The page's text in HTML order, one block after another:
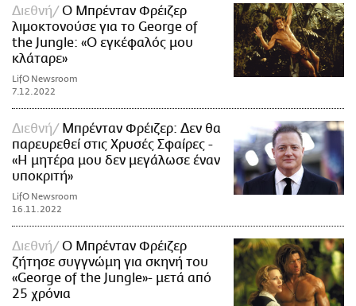
Διεθνή
Ο Μπρένταν Φρέιζερ
λιμοκτονούσε για το George of
the Jungle: «Ο εγκέφαλός μου
κλάταρε»
LifO Newsroom
7.12.2022
Διεθνή
Μπρένταν Φρέιζερ: Δεν θα
παρευρεθεί στις Χρυσές Σφαίρες -
«Η μητέρα μου δεν μεγάλωσε έναν
υποκριτή»
LifO Newsroom
16.11.2022
Διεθνή
Ο Μπρένταν Φρέιζερ
ζήτησε συγγνώμη για σκηνή του
«George of the Jungle»- μετά από
25 χρόνια